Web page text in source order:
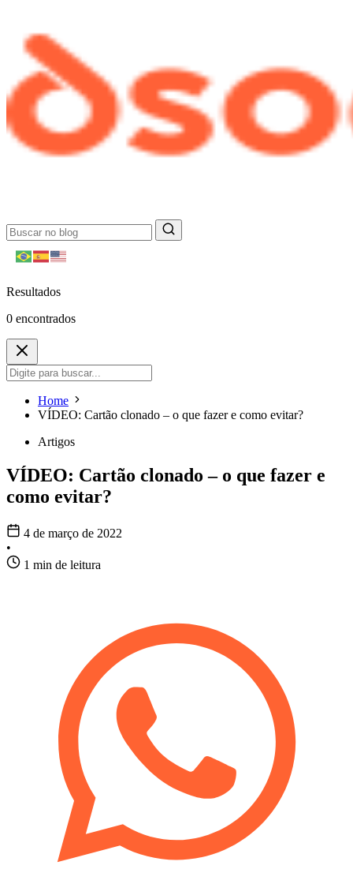
Resultados
0 encontrados
Home
VÍDEO: Cartão clonado – o que fazer e como evitar?
Artigos
VÍDEO: Cartão clonado – o que fazer e
como evitar?
4 de março de 2022
•
1 min de leitura